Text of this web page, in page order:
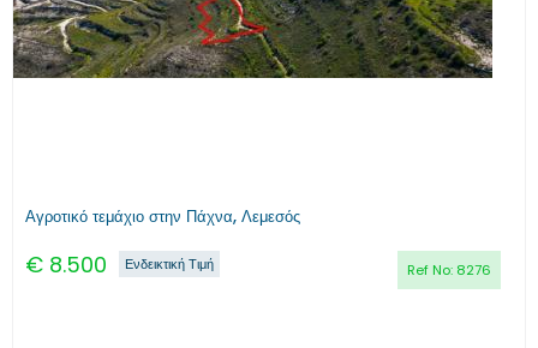
Αγροτικό τεμάχιο στην Πάχνα, Λεμεσός
€ 8.500 Ref No: 8276
Ενδεικτική Τιμή